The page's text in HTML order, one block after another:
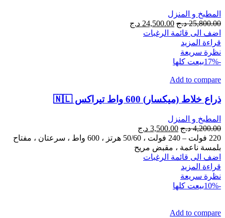
المطبخ و المنزل
25,800.00 د.ج السعر
الأصلي
24,500.00 د.ج
اضف الى قائمة الرغبات
قراءة المزيد
نظرة سريعة
-17%
بيعت كلها
Add to compare
ذراع خلاط (ميكسار) 600 واط تيراكس 🇳🇱
المطبخ و المنزل
4,200.00 د.ج السعر
الأصلي
هو:
4,200.00 د.ج.
3,500.00 د.ج
الحالي
هو:
220 فولت – 240 فولت ، 50/60 هرتز ، 600 واط ، سرعتان ، مفتاح
بلمسة ناعمة ، مقبض مريح
اضف الى قائمة الرغبات
قراءة المزيد
نظرة سريعة
-10%
بيعت كلها
Add to compare